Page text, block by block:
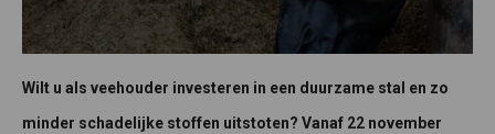
Wilt u als veehouder investeren in een duurzame stal en zo
minder schadelijke stoffen uitstoten? Vanaf 22 november